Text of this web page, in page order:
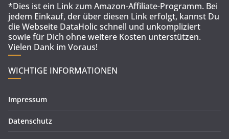
*Dies ist ein Link zum Amazon-Affiliate-Programm. Bei
jedem Einkauf, der über diesen Link erfolgt, kannst Du
die Webseite DataHolic schnell und unkompliziert
sowie für Dich ohne weitere Kosten unterstützen.
Vielen Dank im Voraus!
WICHTIGE INFORMATIONEN
Impressum
Datenschutz